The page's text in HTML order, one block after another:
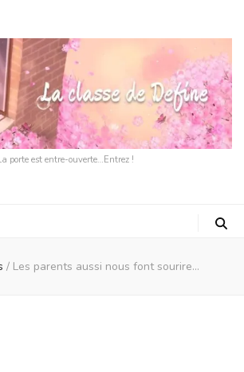
porte est entre-ouverte…Entrez !
/ Les parents aussi nous font sourire…